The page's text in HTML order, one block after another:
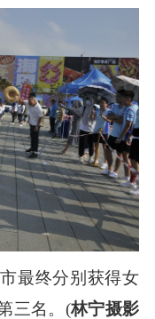
最终分别获得女
三名。(林宁摄影